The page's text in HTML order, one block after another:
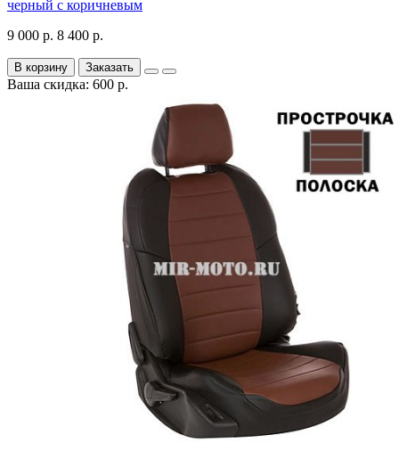
черный с коричневым
9 000 р. 8 400 р.
В корзину Заказать
Ваша скидка: 600 р.